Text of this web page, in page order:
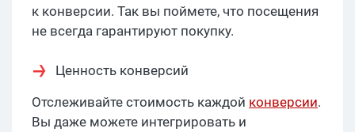
к конверсии. Так вы поймете, что посещения
не всегда гарантируют покупку.
Ценность конверсий
Отслеживайте стоимость каждой конверсии.
Вы даже можете интегрировать и